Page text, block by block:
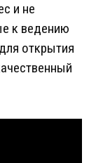
и не
к ведению
открытия